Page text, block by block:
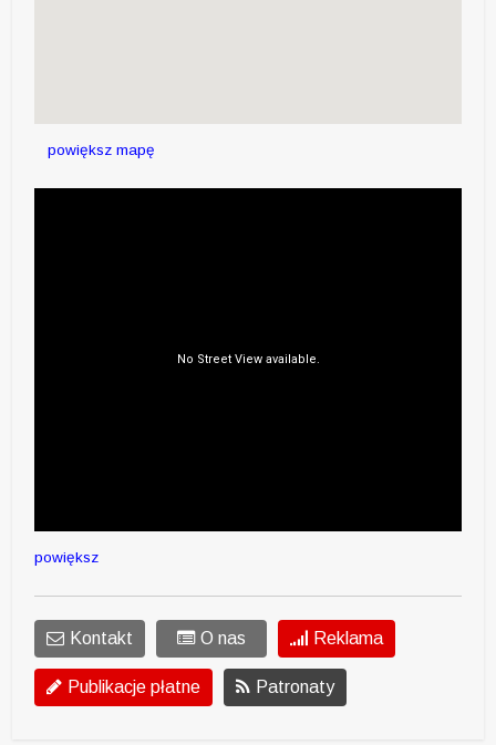
powiększ mapę
powiększ
Kontakt O nas Reklama
Publikacje płatne Patronaty